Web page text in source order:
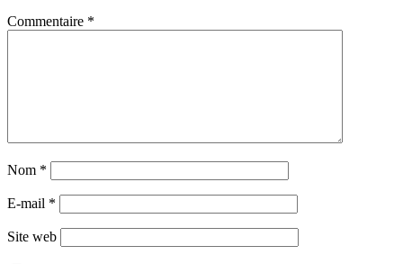
Commentaire *
Nom *
E-mail *
Site web